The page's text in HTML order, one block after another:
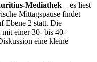
Mediathek – es liest
Mittagspause findet
Ebene 2 statt. Die
einer 30- bis 40-
eine kleine